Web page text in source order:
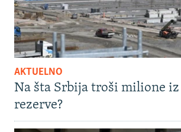
AKTUELNO
Na šta Srbija troši milione iz
rezerve?